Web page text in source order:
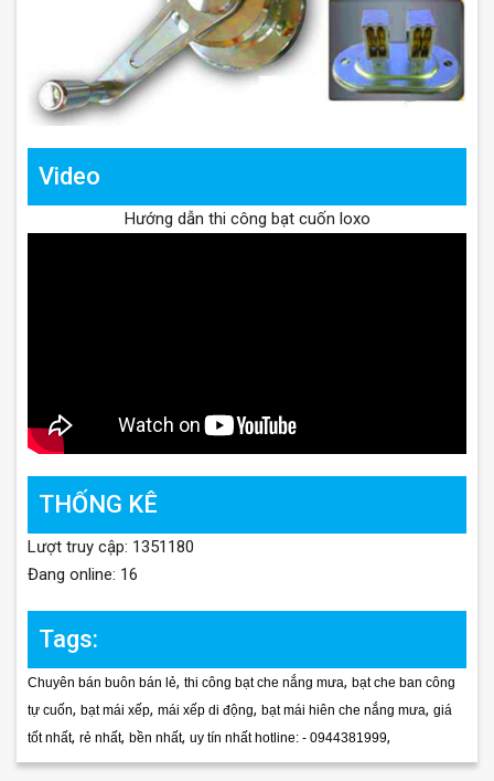
Video
Hướng dẫn thi công bạt cuốn loxo
THỐNG KÊ
Lượt truy cập: 1351180
Đang online: 16
Tags:
Chuyên bán buôn bán lẻ, thi công bạt che nắng mưa, bạt che ban công
tự cuốn, bạt mái xếp, mái xếp di động, bạt mái hiên che nắng mưa, giá
tốt nhất, rẻ nhất, bền nhất, uy tín nhất hotline: - 0944381999,